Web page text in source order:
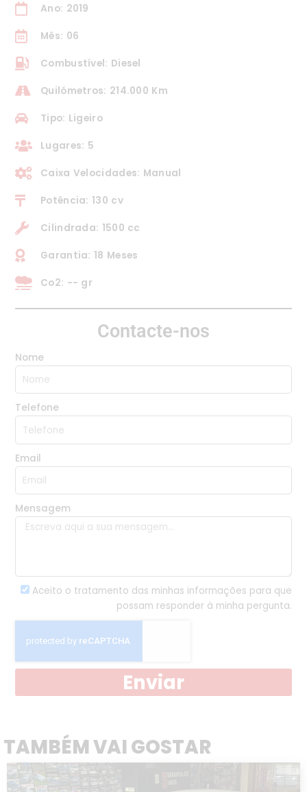
Ano: 2019
Mês: 06
Combustível: Diesel
Quilómetros: 214.000 Km
Tipo: Ligeiro
Lugares: 5
Caixa Velocidades: Manual
Potência: 130 cv
Cilindrada: 1500 cc
Garantia: 18 Meses
Co2: -- gr
Contacte-nos
Nome
Telefone
Email
Mensagem
Aceito o tratamento das minhas informações para que
possam responder à minha pergunta.
Enviar
TAMBÉM VAI GOSTAR